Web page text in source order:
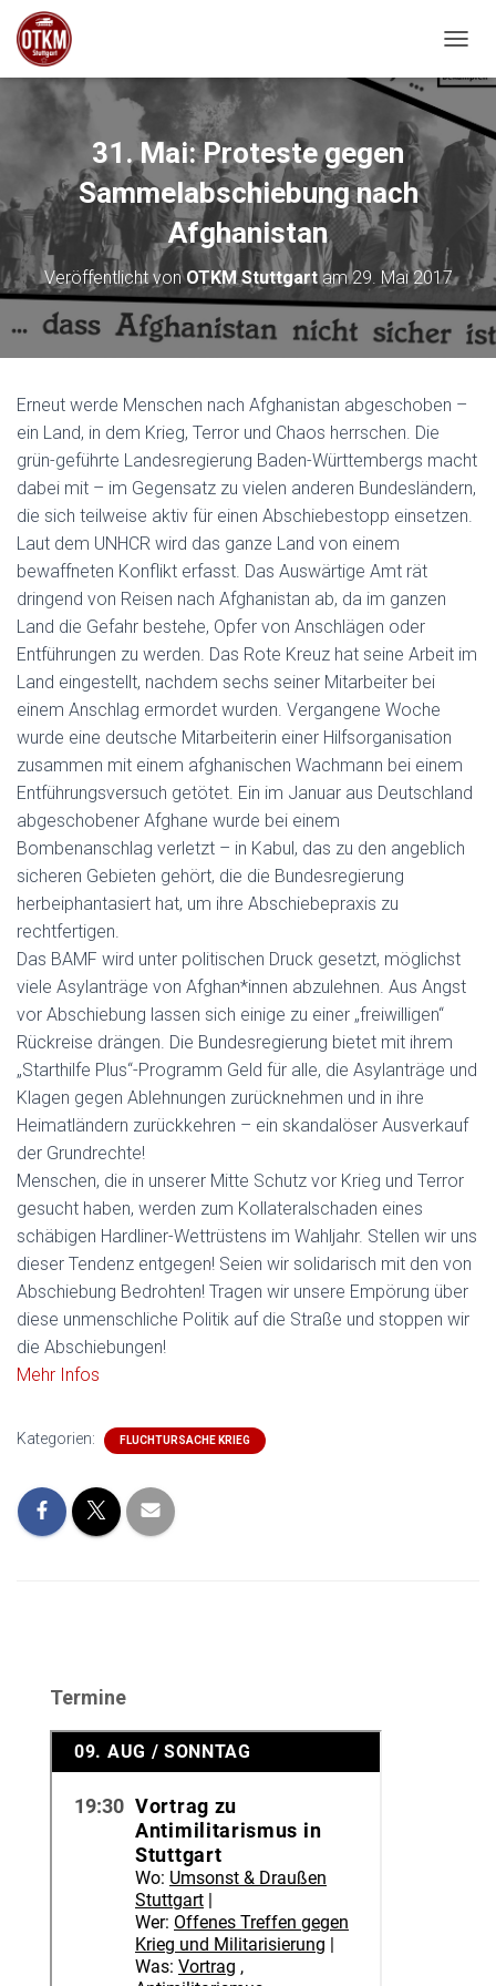
31. Mai: Proteste gegen
Sammelabschiebung nach
Afghanistan
Veröffentlicht vonOTKM Stuttgartam29. Mai 2017
Erneut werde Menschen nach Afghanistan abgeschoben –
ein Land, in dem Krieg, Terror und Chaos herrschen. Die
grün-geführte Landesregierung Baden-Württembergs macht
dabei mit – im Gegensatz zu vielen anderen Bundesländern,
die sich teilweise aktiv für einen Abschiebestopp einsetzen.
Laut dem UNHCR wird das ganze Land von einem
bewaffneten Konflikt erfasst. Das Auswärtige Amt rät
dringend von Reisen nach Afghanistan ab, da im ganzen
Land die Gefahr bestehe, Opfer von Anschlägen oder
Entführungen zu werden. Das Rote Kreuz hat seine Arbeit im
Land eingestellt, nachdem sechs seiner Mitarbeiter bei
einem Anschlag ermordet wurden. Vergangene Woche
wurde eine deutsche Mitarbeiterin einer Hilfsorganisation
zusammen mit einem afghanischen Wachmann bei einem
Entführungsversuch getötet. Ein im Januar aus Deutschland
abgeschobener Afghane wurde bei einem
Bombenanschlag verletzt – in Kabul, das zu den angeblich
sicheren Gebieten gehört, die die Bundesregierung
herbeiphantasiert hat, um ihre Abschiebepraxis zu
rechtfertigen.
Das BAMF wird unter politischen Druck gesetzt, möglichst
viele Asylanträge von Afghan*innen abzulehnen. Aus Angst
vor Abschiebung lassen sich einige zu einer „freiwilligen“
Rückreise drängen. Die Bundesregierung bietet mit ihrem
„Starthilfe Plus“-Programm Geld für alle, die Asylanträge und
Klagen gegen Ablehnungen zurücknehmen und in ihre
Heimatländern zurückkehren – ein skandalöser Ausverkauf
der Grundrechte!
Menschen, die in unserer Mitte Schutz vor Krieg und Terror
gesucht haben, werden zum Kollateralschaden eines
schäbigen Hardliner-Wettrüstens im Wahljahr. Stellen wir uns
dieser Tendenz entgegen! Seien wir solidarisch mit den von
Abschiebung Bedrohten! Tragen wir unsere Empörung über
diese unmenschliche Politik auf die Straße und stoppen wir
die Abschiebungen!
Mehr Infos
Kategorien: FLUCHTURSACHE KRIEG
Termine